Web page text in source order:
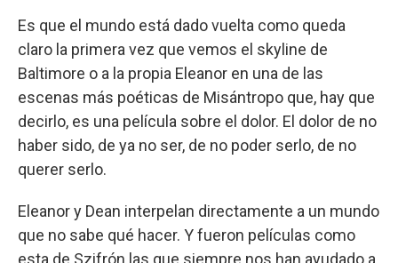
Es que el mundo está dado vuelta como queda
claro la primera vez que vemos el skyline de
Baltimore o a la propia Eleanor en una de las
escenas más poéticas de Misántropo que, hay que
decirlo, es una película sobre el dolor. El dolor de no
haber sido, de ya no ser, de no poder serlo, de no
querer serlo.
Eleanor y Dean interpelan directamente a un mundo
que no sabe qué hacer. Y fueron películas como
esta de Szifrón las que siempre nos han ayudado a